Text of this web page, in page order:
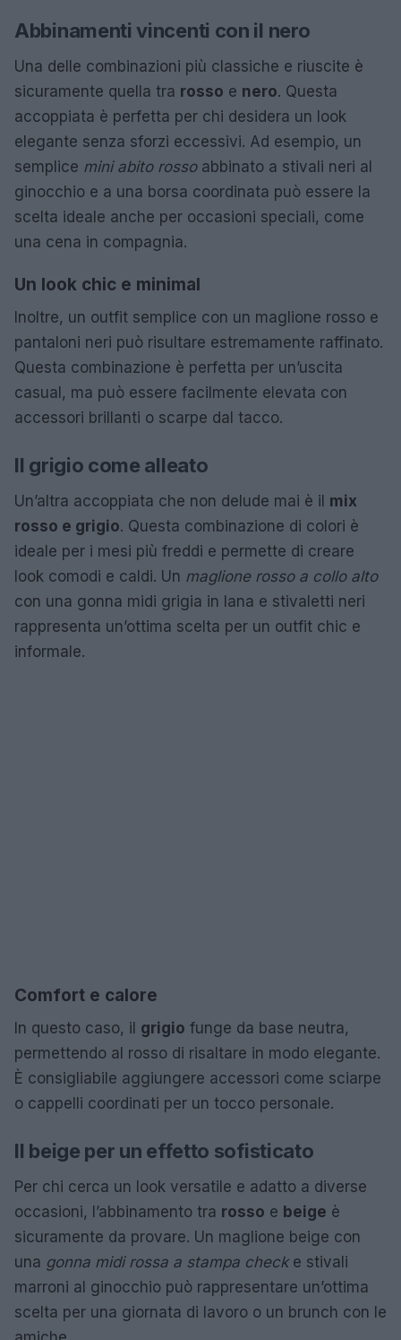
Abbinamenti vincenti con il nero
Una delle combinazioni più classiche e riuscite è
sicuramente quella tra rosso e nero. Questa
accoppiata è perfetta per chi desidera un look
elegante senza sforzi eccessivi. Ad esempio, un
semplice mini abito rossoabbinato a stivali neri al
ginocchio e a una borsa coordinata può essere la
scelta ideale anche per occasioni speciali, come
una cena in compagnia.
Un look chic e minimal
Inoltre, un outfit semplice con un maglione rosso e
pantaloni neri può risultare estremamente raffinato.
Questa combinazione è perfetta per un’uscita
casual, ma può essere facilmente elevata con
accessori brillanti o scarpe dal tacco.
Il grigio come alleato
Un’altra accoppiata che non delude mai è il mix
rosso e grigio. Questa combinazione di colori è
ideale per i mesi più freddi e permette di creare
look comodi e caldi. Un maglione rosso a collo alto
con una gonna midi grigia in lana e stivaletti neri
rappresenta un’ottima scelta per un outfit chic e
informale.
Comfort e calore
In questo caso, il grigio funge da base neutra,
permettendo al rosso di risaltare in modo elegante.
È consigliabile aggiungere accessori come sciarpe
o cappelli coordinati per un tocco personale.
Il beige per un effetto sofisticato
Per chi cerca un look versatile e adatto a diverse
occasioni, l’abbinamento tra rosso e beige è
sicuramente da provare. Un maglione beige con
una gonna midi rossa a stampa checke stivali
marroni al ginocchio può rappresentare un’ottima
scelta per una giornata di lavoro o un brunch con le